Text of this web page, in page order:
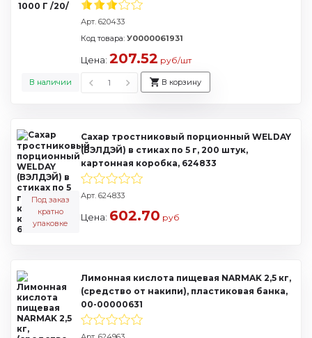
Арт. 620433
В наличии
Код товара: У0000061931
Цена: 207.52 руб/шт
В корзину
Сахар тростниковый порционный WELDAY
(ВЭЛДЭЙ) в стиках по 5 г, 200 штук,
картонная коробка, 624833
Арт. 624833
Под заказ
кратно
упаковке
Цена: 602.70 руб
Лимонная кислота пищевая NARMAK 2,5 кг,
(средство от накипи), пластиковая банка,
00-00000631